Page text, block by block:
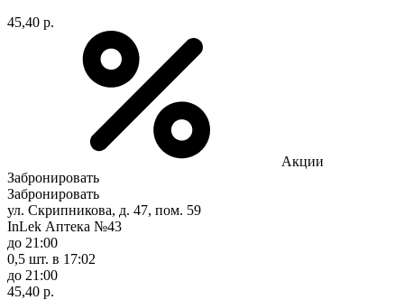
45,40 р.
Акции
Забронировать
Забронировать
ул. Скрипникова, д. 47, пом. 59
InLek Аптека №43
до 21:00
0,5 шт. в 17:02
до 21:00
45,40 р.